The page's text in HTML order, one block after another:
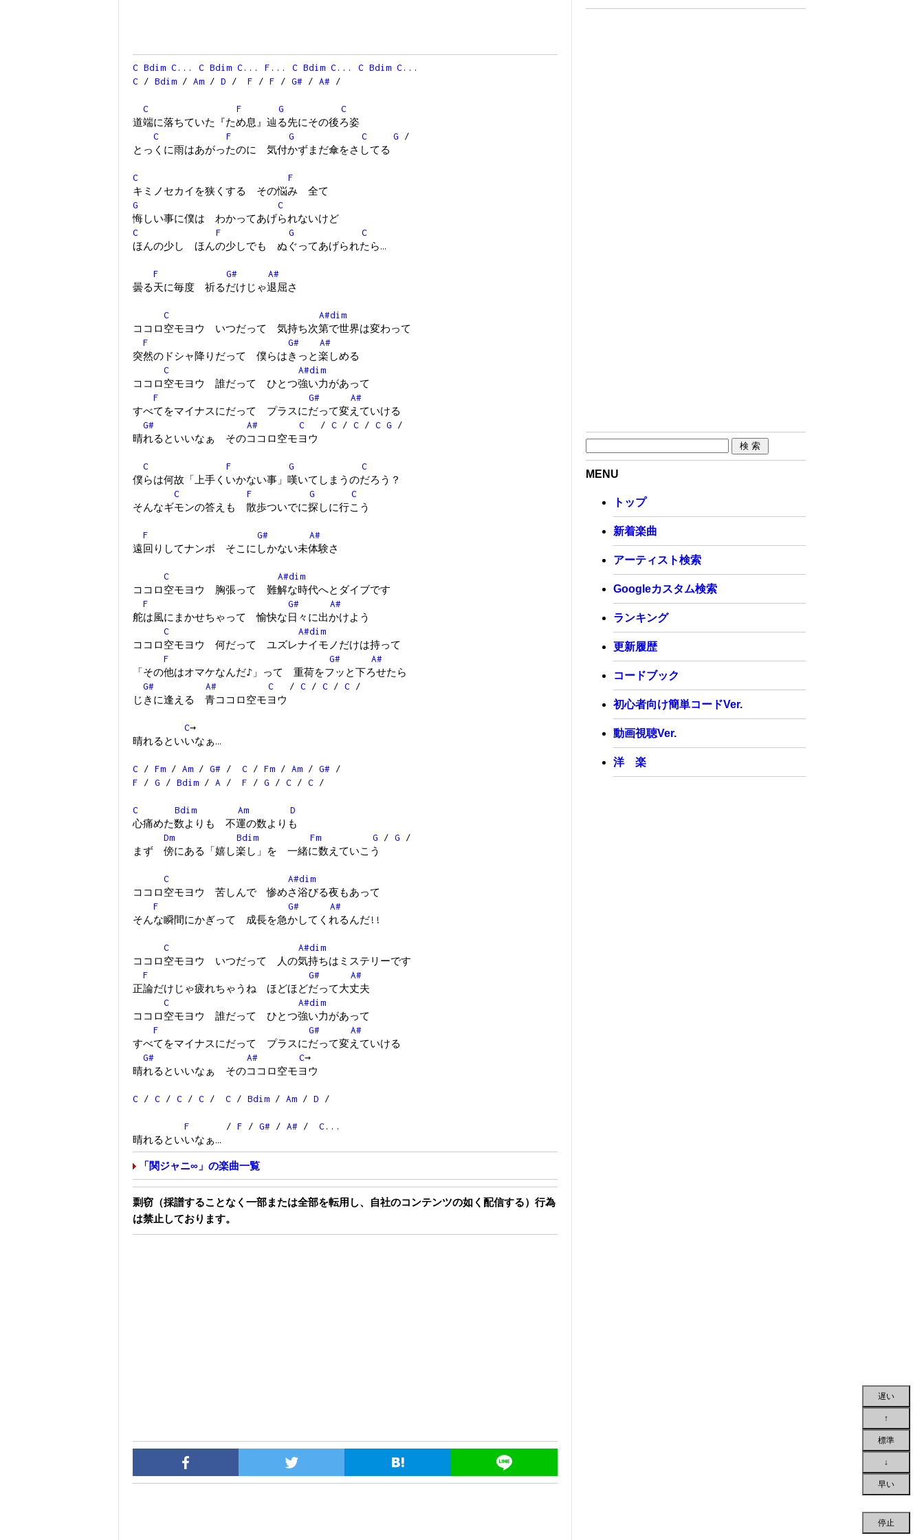
C Bdim C... C Bdim C... F ... C Bdim C... C Bdim C...
C / Bdim / Am / D / F / F / G# / A# /
C F G
C
道端に落ちていた『ため息』辿る先にその後ろ姿
C
F G C G /
とっくに雨はあがったのに 気付かずまだ傘をさしてる
C
F
キミノセカイを狭くする その悩み 全て
G
C
悔しい事に僕は わかってあげられないけど
C
F G
C
ほんの少し ほんの少しでも ぬぐってあげられたら…
F G#
A#
曇る天に毎度 祈るだけじゃ退屈さ
C
A#dim
ココロ空モヨウ いつだって 気持ち次第で世界は変わって
F
G#
A#
突然のドシャ降りだって 僕らはきっと楽しめる
C
A#dim
ココロ空モヨウ 誰だって ひとつ強い力があって
F
G#
A#
すべてをマイナスにだって プラスにだって変えていける
G#
A# C / C / C / C G /
晴れるといいなぁ そのココロ空モヨウ
C F G
C
僕らは何故「上手くいかない事」嘆いてしまうのだろう？
C
F G
C
そんなギモンの答えも 散歩ついでに探しに行こう
F G#
A#
遠回りしてナンボ そこにしかない未体験さ
C
A#dim
ココロ空モヨウ 胸張って 難解な時代へとダイブです
F
G#
A#
舵は風にまかせちゃって 愉快な日々に出かけよう
C
A#dim
ココロ空モヨウ 何だって ユズレナイモノだけは持って
F
G#
A#
「その他はオマケなんだ♪」って 重荷をフッと下ろせたら
G#
A# C / C / C / C /
じきに逢える 青ココロ空モヨウ
C→
晴れるといいなぁ…
C / Fm / Am / G# / C / Fm / Am / G# /
F / G / Bdim / A / F / G / C / C /
C Bdim Am
D
心痛めた数よりも 不運の数よりも
Dm
Bdim Fm G / G /
まず 傍にある「嬉し楽し」を 一緒に数えていこう
C
A#dim
ココロ空モヨウ 苦しんで 惨めさ浴びる夜もあって
F
G#
A#
そんな瞬間にかぎって 成長を急かしてくれるんだ!!
C
A#dim
ココロ空モヨウ いつだって 人の気持ちはミステリーです
F
G#
A#
正論だけじゃ疲れちゃうね ほどほどだって大丈夫
C
A#dim
ココロ空モヨウ 誰だって ひとつ強い力があって
F
G#
A#
すべてをマイナスにだって プラスにだって変えていける
G#
A# C→
晴れるといいなぁ そのココロ空モヨウ
C / C / C / C / C / Bdim / Am / D /
F / F / G# / A# / C...
晴れるといいなぁ…
「関ジャニ∞」の楽曲一覧
剽窃（採譜することなく一部または全部を転用し、自社のコンテンツの如く配信する）行為
は禁止しております。
MENU
トップ
新着楽曲
アーティスト検索
Googleカスタム検索
ランキング
更新履歴
コードブック
初心者向け簡単コードVer.
動画視聴Ver.
洋 楽